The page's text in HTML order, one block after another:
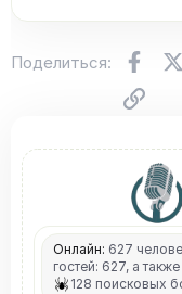
Поделиться:
Онлайн: 627
гостей: 627, а также
128 поисковых